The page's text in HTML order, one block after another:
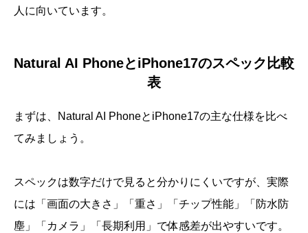
人に向いています。
Natural AI PhoneとiPhone17のスペック比較
表
まずは、Natural AI PhoneとiPhone17の主な仕様を比べ
てみましょう。
スペックは数字だけで見ると分かりにくいですが、実際
には「画面の大きさ」「重さ」「チップ性能」「防水防
塵」「カメラ」「長期利用」で体感差が出やすいです。